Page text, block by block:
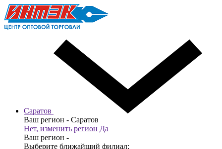
Саратов
Ваш регион - Саратов
Нет, изменить регион Да
Ваш регион -
Выберите ближайший филиал: